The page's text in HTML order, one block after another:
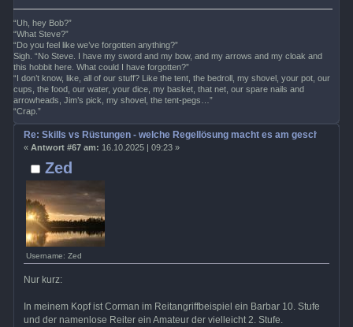
“Uh, hey Bob?”
“What Steve?”
“Do you feel like we’ve forgotten anything?”
Sigh. “No Steve. I have my sword and my bow, and my arrows and my cloak and
this hobbit here. What could I have forgotten?”
“I don’t know, like, all of our stuff? Like the tent, the bedroll, my shovel, your pot, our
cups, the food, our water, your dice, my basket, that net, our spare nails and
arrowheads, Jim’s pick, my shovel, the tent-pegs…”
“Crap.”
Zed
Username: Zed
Re: Skills vs Rüstungen - welche Regellösung macht es am
« Antwort #67 am: 16.10.2025 | 09:23 »
Nur kurz:
In meinem Kopf ist Corman im Reitangriffbeispiel ein Barbar 10. Stufe
und der namenlose Reiter ein Amateur der vielleicht 2. Stufe.